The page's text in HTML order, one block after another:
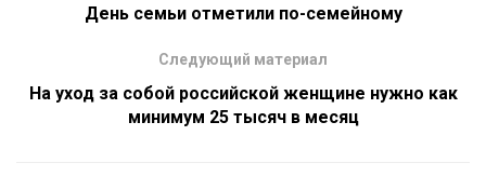
День семьи отметили по-семейному
Следующий материал
На уход за собой российской женщине нужно как
минимум 25 тысяч в месяц